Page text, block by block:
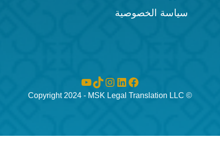
سياسة الخصوصية
Facebook
LinkedIn
Instagram
TikTok
YouTube
© Copyright 2024 - MSK Legal Translation LLC